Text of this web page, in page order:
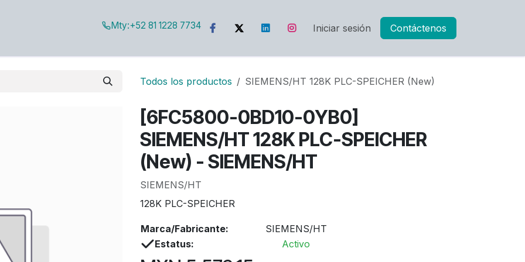
Mty:+52 81 1228 7734 Iniciar sesión Contáctenos
Todos los productos SIEMENS/HT 128K PLC-SPEICHER (New)
[6FC5800-0BD10-0YB0]
SIEMENS/HT 128K PLC-SPEICHER
(New) - SIEMENS/HT
SIEMENS/HT
128K PLC-SPEICHER
Marca/Fabricante:
SIEMENS/HT
Estatus:
Activo